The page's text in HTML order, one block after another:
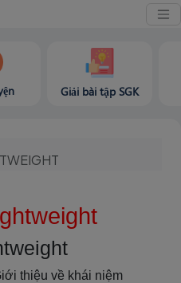
Giải bài tập SGK
thiệu về khái niệm